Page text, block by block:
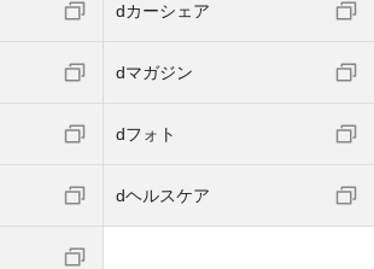
dカーシェア
dマガジン
dフォト
dヘルスケア